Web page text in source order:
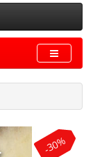
-30%